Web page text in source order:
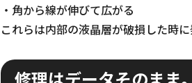
・角から線が伸びて広がる
これらは内部の液晶層が破損した時に
修理はデータそのまま